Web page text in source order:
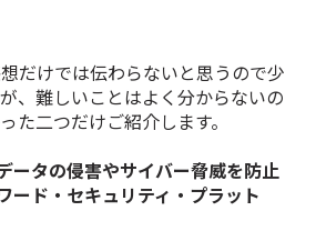
だけでは伝わらないと思うので少
、難しいことはよく分からないの
た二つだけご紹介します。
ータの侵害やサイバー脅威を防止
ード・セキュリティ・プラット